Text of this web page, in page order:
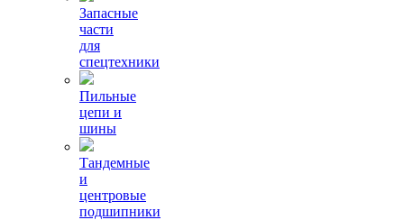
Запасные
части
для
спецтехники
Пильные
цепи и
шины
Тандемные
и
центровые
подшипники